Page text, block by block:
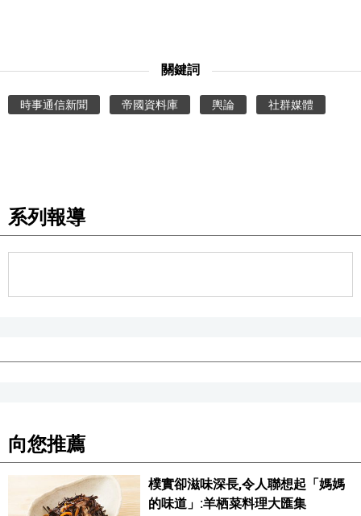
編輯部通知 關鍵詞
時事通信新聞 帝國資料庫 輿論 社群媒體
系列報導
向您推薦
樸實卻滋味深長,令人聯想起「媽媽
的味道」:羊栖菜料理大匯集